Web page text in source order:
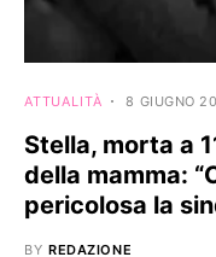
ATTUALITÀ 8 GIUGNO
Stella, morta a
della mamma:
pericolosa la
BY REDAZIONE